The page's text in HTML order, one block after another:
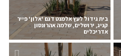
בית גידול לעץ אלמנט דגם 'אלון' פייר
קניג, ירושלים, שלמה אהרונסון
אדריכלים